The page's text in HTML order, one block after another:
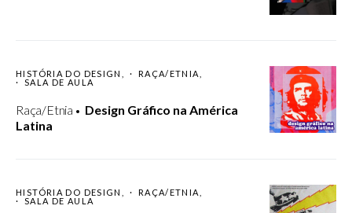
HISTÓRIA DO DESIGN
RAÇA/ETNIA
SALA DE AULA
Raça/Etnia
Design Gráfico na América
Latina
HISTÓRIA DO DESIGN
RAÇA/ETNIA
SALA DE AULA